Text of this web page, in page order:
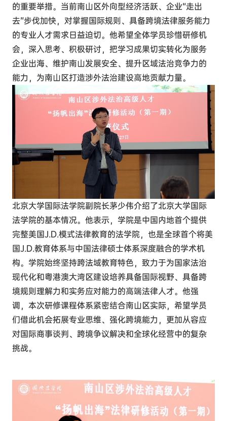
的重要举措。当前南山区外向型经济活跃、企业“走出
去”步伐加快，对掌握国际规则、具备跨境法律服务能力
的专业人才需求日益迫切。他希望全体学员珍惜研修机
会，深入思考、积极研讨，把学习成果切实转化为服务
企业出海、维护南山发展安全、提升区域法治竞争力的
能力，为南山区打造涉外法治建设高地贡献力量。
北京大学国际法学院副院长茅少伟介绍了北京大学国际
法学院的基本情况。他表示，学院是中国内地首个提供
完整美国J.D.模式法律教育的法学院，也是全球首个将美
国J.D.教育体系与中国法律硕士体系深度融合的学术机
构。学院始终坚持跨法域教育特色，致力于为国家法治
现代化和粤港澳大湾区建设培养具备国际视野、具备跨
境规则理解力和实务应对能力的高端法律人才。他强
调，本次研修课程体系紧密结合南山区实际，希望学员
们借此机会拓展专业思维、强化跨境能力，更加从容应
对国际商事谈判、跨境争议解决和全球化经营中的复杂
挑战。